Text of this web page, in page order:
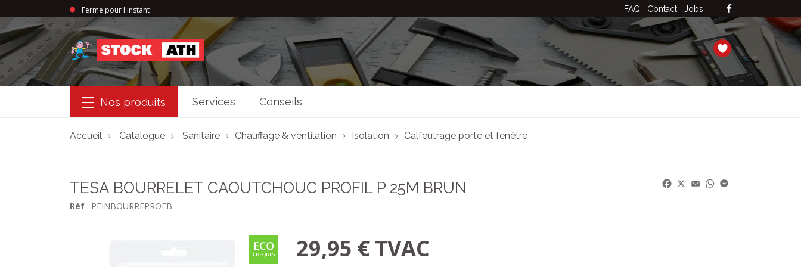
Fermé pour l'instant FAQ Contact Jobs
StockAth
Nos produits Services Conseils
Accueil Catalogue Sanitaire Chauffage & ventilation Isolation Calfeutrage porte et fenêtre
TESA BOURRELET CAOUTCHOUC PROFIL P 25M BRUN
Réf : PEINBOURREPROFB
Facebook
X EmailWhatsApp
29,95 € TVAC